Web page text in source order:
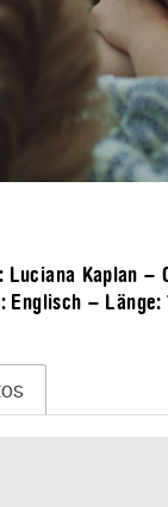
Luciana Kaplan –
Englisch – Länge: